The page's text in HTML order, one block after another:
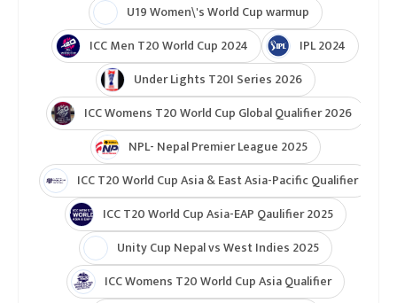
U19 Women\'s World Cup warmup
ICC Men T20 World Cup 2024
IPL 2024
Under Lights T20I Series 2026
ICC Womens T20 World Cup Global Qualifier 2026
NPL- Nepal Premier League 2025
ICC T20 World Cup Asia & East Asia-Pacific Qualifier
ICC T20 World Cup Asia-EAP Qaulifier 2025
Unity Cup Nepal vs West Indies 2025
ICC Womens T20 World Cup Asia Qualifier